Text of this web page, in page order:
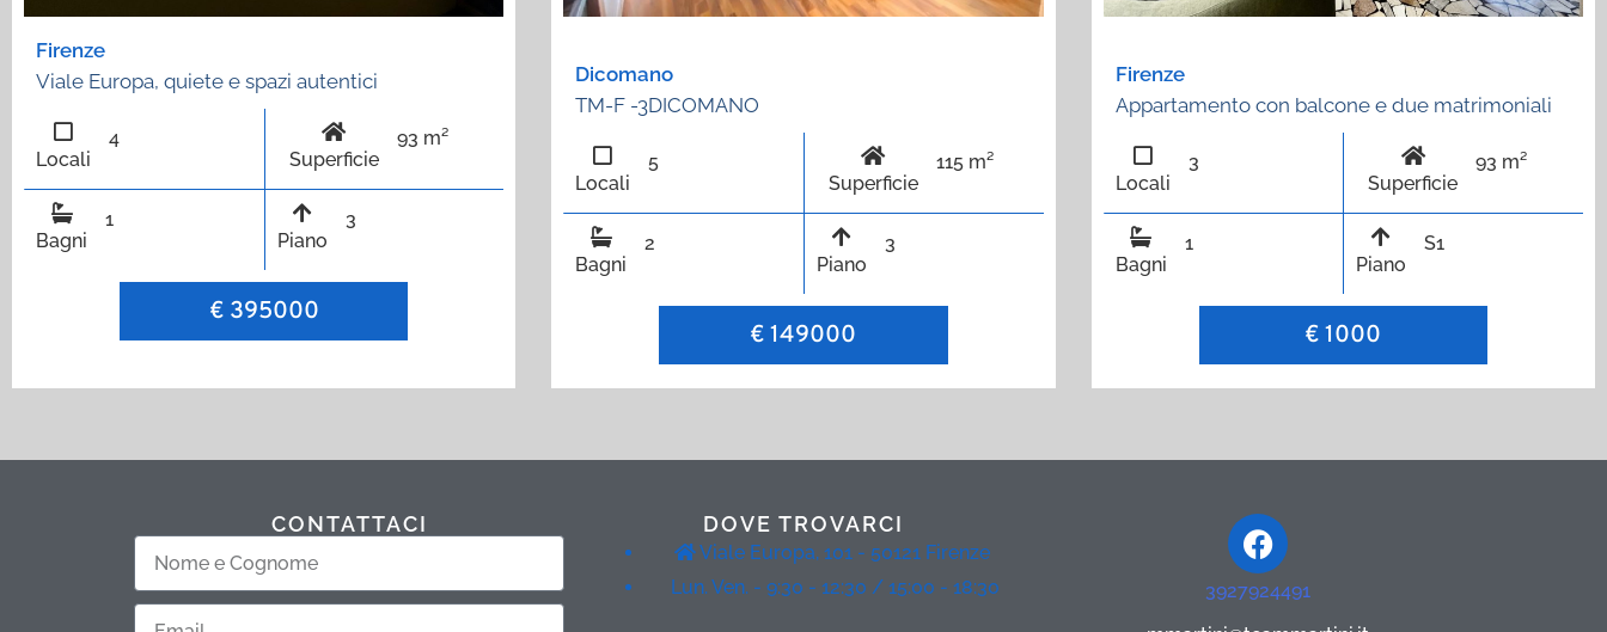
Firenze
Viale Europa, quiete e spazi autentici
Locali
4
Superficie
93 m²
Bagni
1
Piano
3
€ 395000
Dicomano
TM-F -3DICOMANO
Locali
5
Superficie
115 m²
Bagni
2
Piano
3
€ 149000
Firenze
Appartamento con balcone e due matrimoniali
Locali
3
Superficie
93 m²
Bagni
1
Piano
S1
€ 1000
CONTATTACI
Nome
e
Cognome
Email
DOVE TROVARCI
Viale Europa, 101 - 50121 Firenze
Lun. Ven. - 9:30 - 12:30 / 15:00 - 18:30
Facebook
3927924491